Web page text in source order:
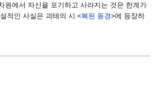
원에서 자신을 포기하고 사라지는 것은 한계가
적인 사실은 괴테의 시 <복된 동경>에 등장하